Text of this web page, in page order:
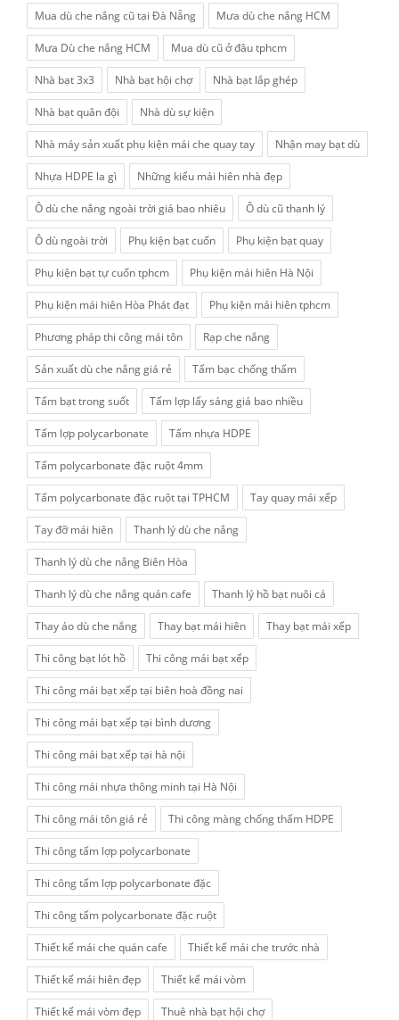
Mua dù che nắng cũ tại Đà Nẵng Mưa dù che nắng HCM
Mưa Dù che nắng HCM Mua dù cũ ở đâu tphcm
Nhà bạt 3x3 Nhà bạt hội chợ Nhà bạt lắp ghép
Nhà bạt quân đội Nhà dù sự kiện
Nhà máy sản xuất phụ kiện mái che quay tay Nhận may bạt dù
Nhựa HDPE la gì Những kiểu mái hiên nhà đẹp
Ô dù che nắng ngoài trời giá bao nhiêu Ô dù cũ thanh lý
Ô dù ngoài trời Phụ kiện bạt cuốn Phụ kiện bạt quay
Phụ kiện bạt tự cuốn tphcm Phụ kiện mái hiên Hà Nội
Phụ kiện mái hiên Hòa Phát đạt Phụ kiện mái hiên tphcm
Phương pháp thi công mái tôn Rạp che nắng
Sản xuất dù che nắng giá rẻ Tấm bạc chống thấm
Tấm bạt trong suốt Tấm lợp lấy sáng giá bao nhiều
Tấm lợp polycarbonate Tấm nhựa HDPE
Tấm polycarbonate đặc ruột 4mm
Tấm polycarbonate đặc ruột tại TPHCM Tay quay mái xếp
Tay đỡ mái hiên Thanh lý dù che nắng
Thanh lý dù che nắng Biên Hòa
Thanh lý dù che nắng quán cafe Thanh lý hồ bạt nuôi cá
Thay áo dù che nắng Thay bạt mái hiên Thay bạt mái xếp
Thi công bạt lót hồ Thi công mái bạt xếp
Thi công mái bạt xếp tại biên hoà đồng nai
Thi công mái bạt xếp tại bình dương
Thi công mái bạt xếp tại hà nội
Thi công mái nhựa thông minh tại Hà Nội
Thi công mái tôn giá rẻ Thi công màng chống thấm HDPE
Thi công tấm lợp polycarbonate
Thi công tấm lợp polycarbonate đặc
Thi công tấm polycarbonate đặc ruột
Thiết kế mái che quán cafe Thiết kế mái che trước nhà
Thiết kế mái hiên đẹp Thiết kế mái vòm
Thiết kế mái vòm đẹp Thuê nhà bạt hội chợ